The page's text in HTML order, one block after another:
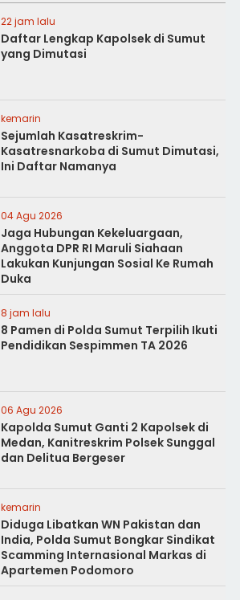
22 jam lalu
Daftar Lengkap Kapolsek di Sumut
yang Dimutasi
kemarin
Sejumlah Kasatreskrim-
Kasatresnarkoba di Sumut Dimutasi,
Ini Daftar Namanya
04 Agu 2026
Jaga Hubungan Kekeluargaan,
Anggota DPR RI Maruli Siahaan
Lakukan Kunjungan Sosial Ke Rumah
Duka
8 jam lalu
8 Pamen di Polda Sumut Terpilih Ikuti
Pendidikan Sespimmen TA 2026
06 Agu 2026
Kapolda Sumut Ganti 2 Kapolsek di
Medan, Kanitreskrim Polsek Sunggal
dan Delitua Bergeser
kemarin
Diduga Libatkan WN Pakistan dan
India, Polda Sumut Bongkar Sindikat
Scamming Internasional Markas di
Apartemen Podomoro